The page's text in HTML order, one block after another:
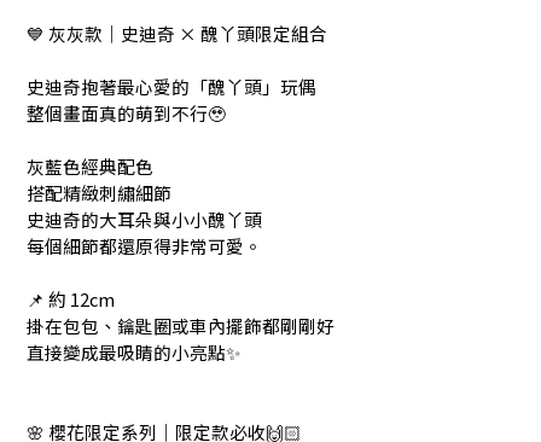
💙 灰灰款｜史迪奇 × 醜丫頭限定組合
史迪奇抱著最心愛的「醜丫頭」玩偶
整個畫面真的萌到不行🥹
灰藍色經典配色
搭配精緻刺繡細節
史迪奇的大耳朵與小小醜丫頭
每個細節都還原得非常可愛。
📌 約 12cm
掛在包包、鑰匙圈或車內擺飾都剛剛好
直接變成最吸睛的小亮點✨
🌸 櫻花限定系列｜限定款必收🙌🏻